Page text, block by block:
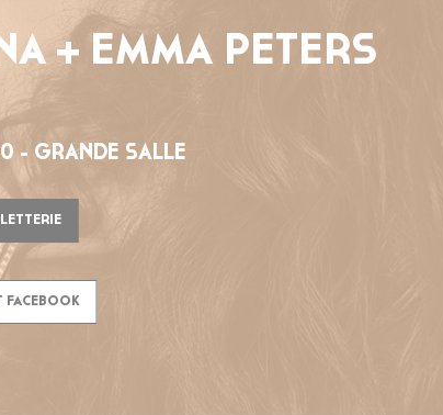
+ EMMA PETERS
- GRANDE SALLE
FACEBOOK